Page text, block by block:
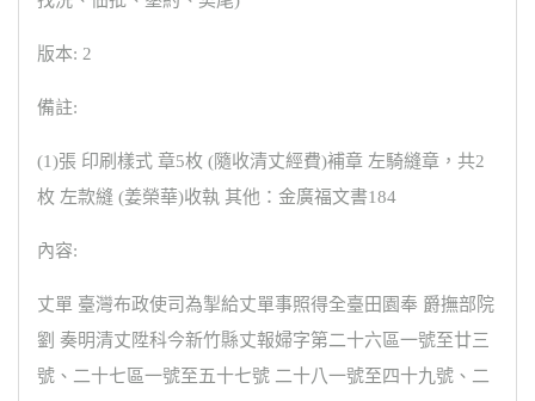
版本: 2
備註:
(1)張 印刷樣式 章5枚 (隨收清丈經費)補章 左騎縫章，共2
枚 左款縫 (姜榮華)收執 其他：金廣福文書184
內容:
丈單 臺灣布政使司為掣給丈單事照得全臺田園奉 爵撫部院
劉 奏明清丈陞科今新竹縣丈報婦字第二十六區一號至廿三
號、二十七區一號至五十七號 二十八一號至四十九號、二